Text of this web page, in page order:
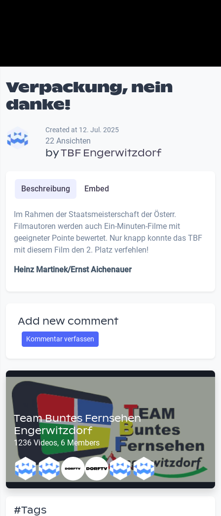
Verpackung, nein
danke!
Created at 12. Jul. 2025
22 Ansichten
byTBF Engerwitzdorf
Beschreibung Embed
Im Rahmen der Staatsmeisterschaft der Österr.
Filmautoren werden auch Ein-Minuten-Filme mit
geeigneter Pointe bewertet. Nur knapp konnte das TBF
mit diesem Film den 2. Platz verfehlen!
Heinz Martinek/Ernst Aichenauer
Add new comment
Kommentar verfassen
Team Buntes Fernsehen
Engerwitzdorf
1236 Videos, 6 Members
#Tags